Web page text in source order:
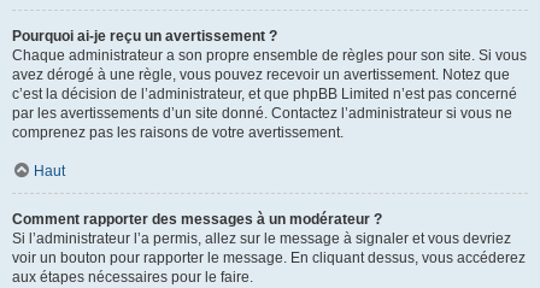
Pourquoi ai-je reçu un avertissement ?
Chaque administrateur a son propre ensemble de règles pour son site. Si vous
avez dérogé à une règle, vous pouvez recevoir un avertissement. Notez que
c’est la décision de l’administrateur, et que phpBB Limited n’est pas concerné
par les avertissements d’un site donné. Contactez l’administrateur si vous ne
comprenez pas les raisons de votre avertissement.
Haut
Comment rapporter des messages à un modérateur ?
Si l’administrateur l’a permis, allez sur le message à signaler et vous devriez
voir un bouton pour rapporter le message. En cliquant dessus, vous accéderez
aux étapes nécessaires pour le faire.